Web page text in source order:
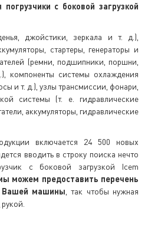
с боковой загрузкой
джойстики, зеркала и т. д.),
стартеры, генераторы и
(ремни, подшипники, поршни,
компоненты системы охлаждения
и т. д.), узлы трансмиссии, фонари,
системы (т. е. гидравлические
аккумуляторы, гидравлические
включается 24 500 новых
вводить в строку поиска нечто
с боковой загрузкой Icem
можем предоставить перечень
Вашей машины , так чтобы нужная